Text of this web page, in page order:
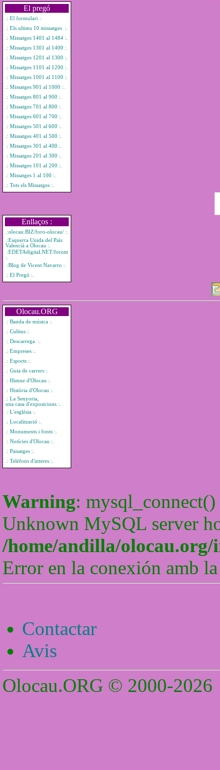
El pregó
.: El formulari :.
.: Els ultims 10 missatges :.
.: Missatges 1401 al 1484 :.
.: Missatges 1301 al 1400 :.
.: Missatges 1201 al 1300 :.
.: Missatges 1101 al 1200 :.
.: Missatges 1001 al 1100 :.
.: Missatges 901 al 1000 :.
.: Missatges 801 al 900 :.
.: Missatges 701 al 800 :.
.: Missatges 601 al 700 :.
.: Missatges 501 al 600 :.
.: Missatges 401 al 500 :.
.: Missatges 301 al 400 :.
.: Missatges 201 al 300 :.
.: Missatges 101 al 200 :.
.: Missatges 1 al 100 :.
.: Tots els Missatges :.
Enllaços :
.:olocau.BIZ/foro-olocau/ :.
.:Esquerra Unida del País
Valencià a Olocau :.
.:EDETAdigital.NET/forum
:.
.:Blog de Vicent Navarro :.
.: El Pregó :.
Olocau.ORG
.: Banda de música :.
.: Cultius :.
.: Descarrega :.
.: Empreses :.
.: Esports :.
.: Guia de carrers :.
.: Himne d'Olocau :.
.: Història d'Olocau :.
.: La Senyoria,
una casa d'exposicions :.
.: L'església :.
.: Localització :.
.: Monuments i fonts :.
.: Notícies d'Olocau :.
.: Paisatges :.
.: Telèfons d'interes :.
Warning:
Unknown MySQL server
/home/andilla/olocau.org/
Error en la conexión amb
Contactar
Avis
Olocau.ORG © 2000-2026